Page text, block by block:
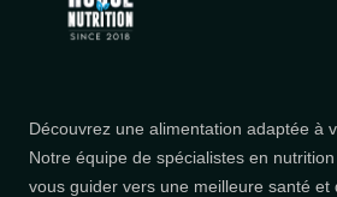
Découvrez une alimentation adaptée à
Notre équipe de spécialistes en
vous guider vers une meilleure santé et